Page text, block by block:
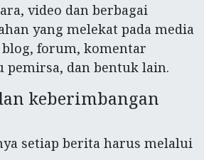
video dan berbagai
yang melekat pada media
forum, komentar
pemirsa, dan bentuk lain.
keberimbangan
setiap berita harus melalui